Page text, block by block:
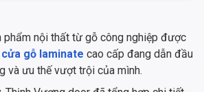
phẩm nội thất từ gỗ công nghiệp được
cửa gỗ laminate cao cấp đang dẫn đầu
và ưu thế vượt trội của mình.